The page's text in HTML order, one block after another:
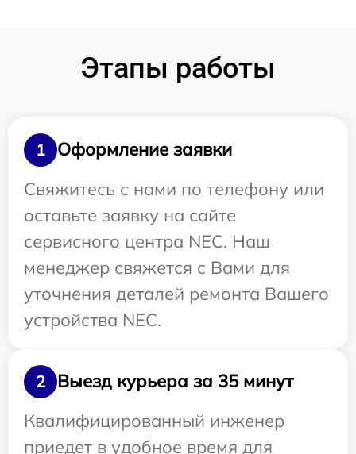
Этапы работы
1
Оформление заявки
Свяжитесь с нами по телефону или
оставьте заявку на сайте
сервисного центра NEC. Наш
менеджер свяжется с Вами для
уточнения деталей ремонта Вашего
устройства NEC.
2
Выезд курьера за 35 минут
Квалифицированный инженер
приедет в удобное время для